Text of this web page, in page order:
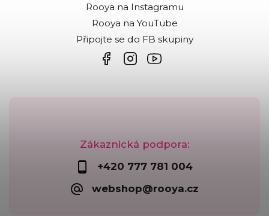
Zákaznická podpora:
+420 777 781 004
webshop@rooya.cz
Rooya na Instagramu
Rooya na YouTube
Připojte se do FB skupiny